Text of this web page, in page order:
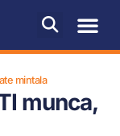
mintala
munca,